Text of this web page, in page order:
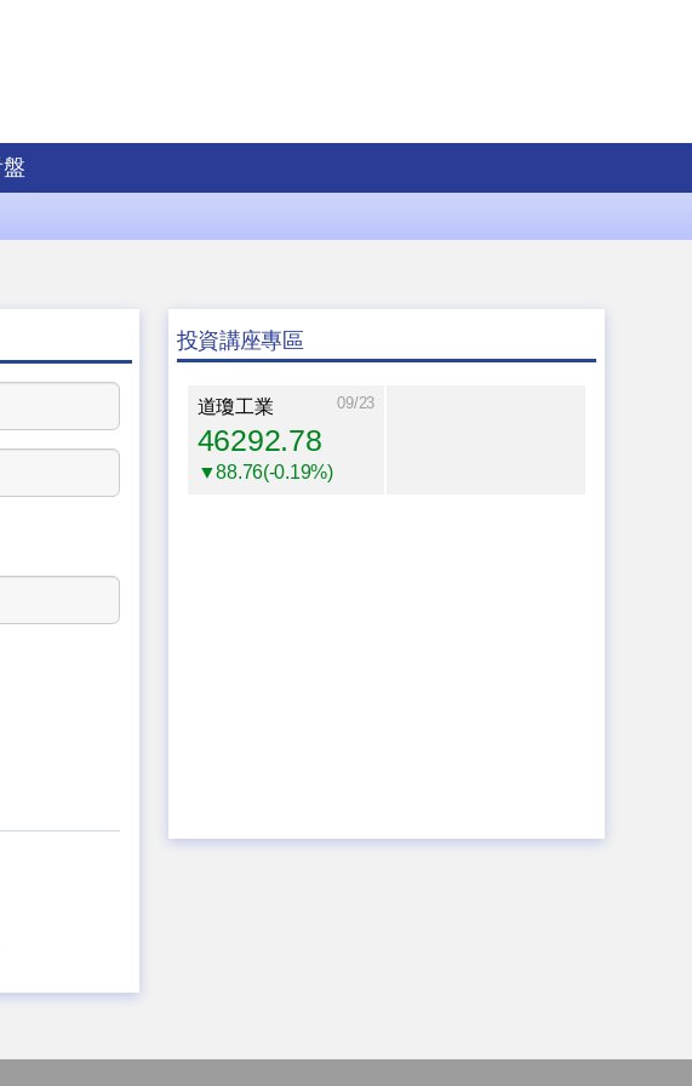
投資講座專區
道瓊工業 09/23
46292.78
▼88.76(-0.19%)